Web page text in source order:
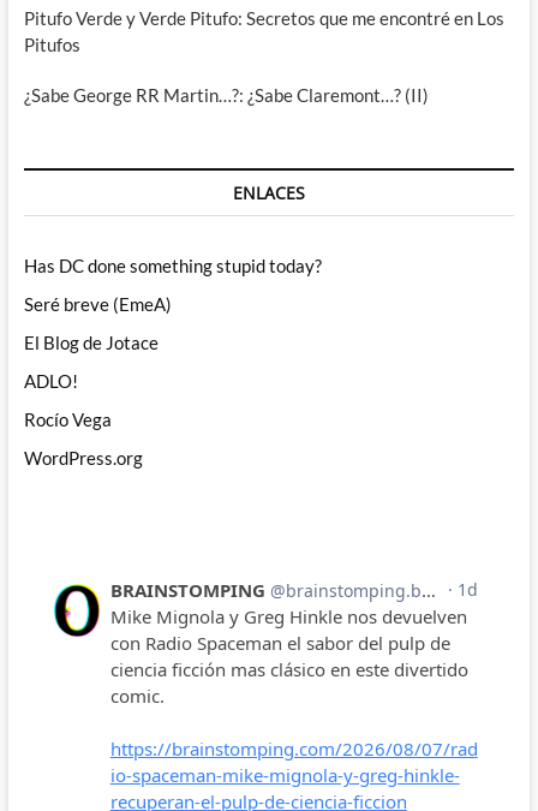
Pitufo Verde y Verde Pitufo: Secretos que me encontré en Los
Pitufos
¿Sabe George RR Martin…?: ¿Sabe Claremont…? (II)
ENLACES
Has DC done something stupid today?
Seré breve (EmeA)
El Blog de Jotace
ADLO!
Rocío Vega
WordPress.org